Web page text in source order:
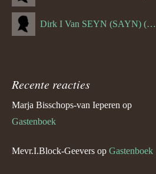
Dirk I Van SEYN (SAYN) (--1120)
Recente reacties
Marja Bisschops-van Ieperen op
Gastenboek
Mevr.I.Block-Geevers op Gastenboek